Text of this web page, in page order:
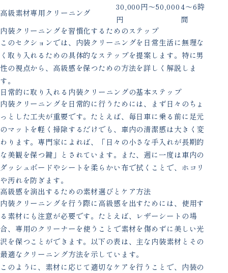
高級素材専用クリーニング
30,000円〜50,000
円
4〜6時
間
内装クリーニングを習慣化するためのステップ
このセクションでは、内装クリーニングを日常生活に無理な
く取り入れるための具体的なステップを提案します。特に男
性の視点から、高級感を保つための方法を詳しく解説しま
す。
日常的に取り入れる内装クリーニングの基本ステップ
内装クリーニングを日常的に行うためには、まず日々のちょ
っとした工夫が重要です。たとえば、毎日車に乗る前に足元
のマットを軽く掃除するだけでも、車内の清潔感は大きく変
わります。専門家によれば、「日々の小さな手入れが長期的
な美観を保つ鍵」とされています。また、週に一度は車内の
ダッシュボードやシートを柔らかい布で拭くことで、ホコリ
や汚れを防ぎます。
高級感を演出するための素材選びとケア方法
内装クリーニングを行う際に高級感を出すためには、使用す
る素材にも注意が必要です。たとえば、レザーシートの場
合、専用のクリーナーを使うことで素材を傷めずに美しい光
沢を保つことができます。以下の表は、主な内装素材とその
最適なクリーニング方法を示しています。
このように、素材に応じて適切なケアを行うことで、内装の